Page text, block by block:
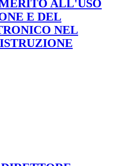
ALL'USO
E DEL
NEL